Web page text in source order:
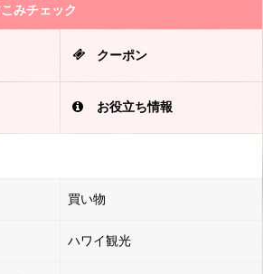
みチェック
クーポン
お役立ち情報
買い物
ハワイ観光